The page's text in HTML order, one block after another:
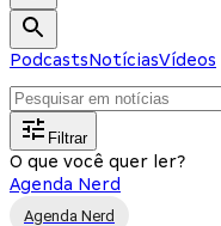
PodcastsNotíciasVídeos
Filtrar
O que você quer ler?
Agenda Nerd
Agenda Nerd